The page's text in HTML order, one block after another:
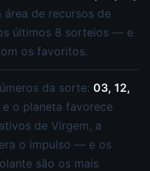
área de recursos de
últimos 8 sorteios — e
os favoritos.
da sorte: 03, 12,
o planeta favorece
de Virgem, a
o impulso — e os
são os mais